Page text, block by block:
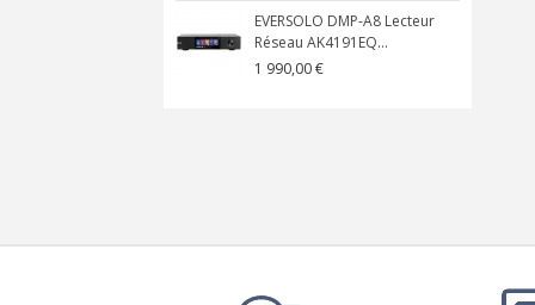
EVERSOLO DMP-A8 Lecteur
Réseau AK4191EQ...
1 990,00 €